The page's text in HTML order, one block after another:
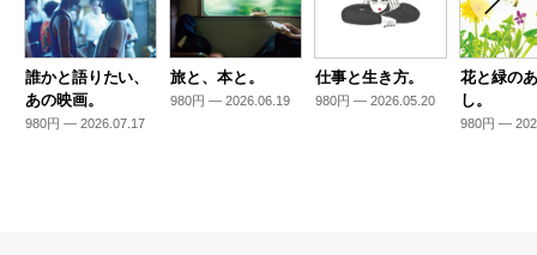
誰かと語りたい、
あの映画。
980円 — 2026.07.17
旅と、本と。
980円 — 2026.06.19
仕事と生き方。
980円 — 2026.05.20
花と緑の
し。
980円 —